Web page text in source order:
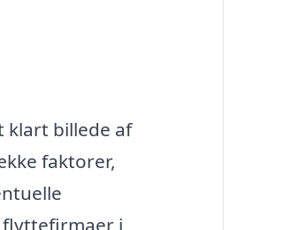
klart billede af
faktorer,
flyttefirmaer i